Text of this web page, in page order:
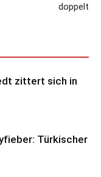
doppelt
zittert sich in
Türkischer